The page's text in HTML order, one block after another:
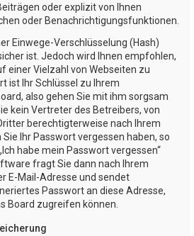
oder explizit von Ihnen
oder Benachrichtigungsfunktionen.
Einwege-Verschlüsselung (Hash)
ist. Jedoch wird Ihnen empfohlen,
einer Vielzahl von Webseiten zu
ist Ihr Schlüssel zu Ihrem
also gehen Sie mit ihm sorgsam
kein Vertreter des Betreibers, von
berechtigterweise nach Ihrem
Ihr Passwort vergessen haben, so
habe mein Passwort vergessen“
fragt Sie dann nach Ihrem
E-Mail-Adresse und sendet
Passwort an diese Adresse,
Board zugreifen können.